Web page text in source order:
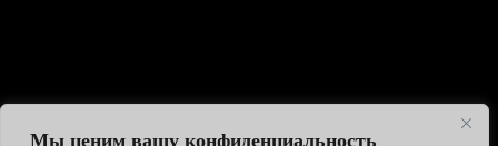
Мы ценим вашу конфиденциальность